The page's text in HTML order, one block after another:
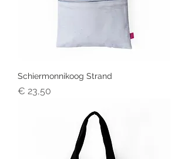
Schiermonnikoog Strand
Prijs
€ 23,50